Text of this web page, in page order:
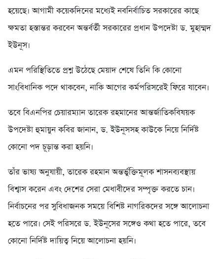
হয়েছে। আগামী কয়েকদিনের মধ্যেই নবনির্বাচিত সরকারের কাছে
ক্ষমতা হস্তান্তর করবেন অন্তর্বর্তী সরকারের প্রধান উপদেষ্টা ড. মুহাম্মদ
ইউনূস।
এমন পরিস্থিতিতে প্রশ্ন উঠেছে মেয়াদ শেষে তিনি কি কোনো
সাংবিধানিক পদে থাকবেন, নাকি আগের কর্মপরিসরেই ফিরে যাবেন।
তবে বিএনপির চেয়ারম্যান তারেক রহমানের আন্তর্জাতিকবিষয়ক
উপদেষ্টা হুমায়ুন কবির জানান, ড. ইউনূসসহ কাউকে নিয়ে নির্দিষ্ট
কোনো পদ চূড়ান্ত করা হয়নি।
তাঁর ভাষ্য অনুযায়ী, তারেক রহমান অন্তর্ভুক্তিমূলক শাসনব্যবস্থায়
বিশ্বাস করেন এবং দেশের সেরা মেধাবীদের সম্পৃক্ত করতে চান।
নির্বাচনের পর সুবিধাজনক সময়ে বিশিষ্ট নাগরিকদের সঙ্গে আলোচনা
হতে পারে। সেই পরিসরে ড. ইউনূসের সঙ্গেও কথা হতে পারে, তবে
কোনো নির্দিষ্ট দায়িত্ব নিয়ে আলোচনা হয়নি।